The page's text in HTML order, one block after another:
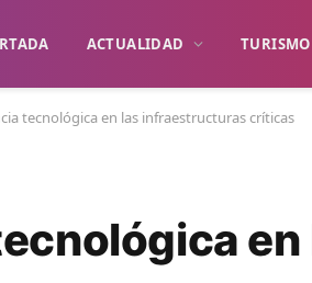
ACTUALIDAD TURISMO
tecnológica en las infraestructuras críticas